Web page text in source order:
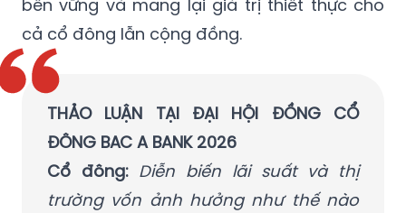
bền vững và mang lại giá trị thiết thực cho
cả cổ đông lẫn cộng đồng.
THẢO LUẬN TẠI ĐẠI HỘI ĐỒNG CỔ
ĐÔNG BAC A BANK 2026
Cổ đông: Diễn biến lãi suất và thị
trường vốn ảnh hưởng như thế nào